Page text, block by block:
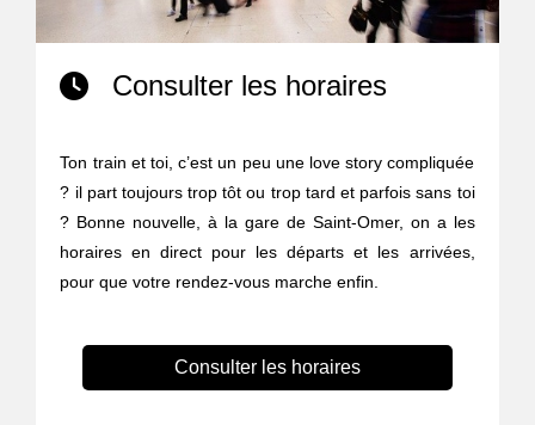
Consulter les horaires
Ton train et toi, c’est un peu une love story compliquée
? il part toujours trop tôt ou trop tard et parfois sans toi
? Bonne nouvelle, à la gare de Saint-Omer, on a les
horaires en direct pour les départs et les arrivées,
pour que votre rendez-vous marche enfin.
Consulter les horaires